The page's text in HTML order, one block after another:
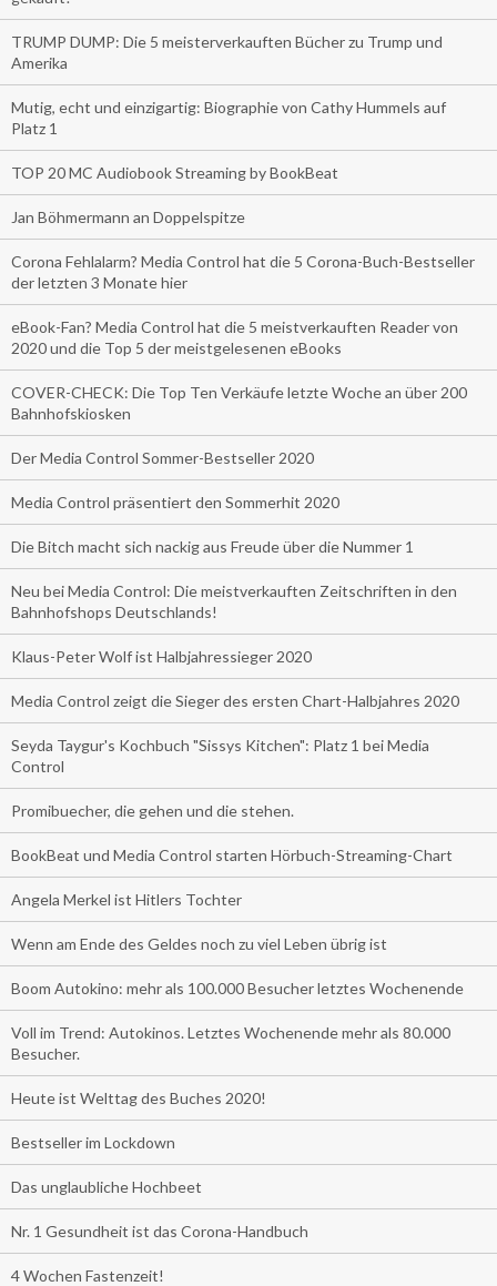
TRUMP DUMP: Die 5 meisterverkauften Bücher zu Trump und
Amerika
Mutig, echt und einzigartig: Biographie von Cathy Hummels auf
Platz 1
TOP 20 MC Audiobook Streaming by BookBeat
Jan Böhmermann an Doppelspitze
Corona Fehlalarm? Media Control hat die 5 Corona-Buch-Bestseller
der letzten 3 Monate hier
eBook-Fan? Media Control hat die 5 meistverkauften Reader von
2020 und die Top 5 der meistgelesenen eBooks
COVER-CHECK: Die Top Ten Verkäufe letzte Woche an über 200
Bahnhofskiosken
Der Media Control Sommer-Bestseller 2020
Media Control präsentiert den Sommerhit 2020
Die Bitch macht sich nackig aus Freude über die Nummer 1
Neu bei Media Control: Die meistverkauften Zeitschriften in den
Bahnhofshops Deutschlands!
Klaus-Peter Wolf ist Halbjahressieger 2020
Media Control zeigt die Sieger des ersten Chart-Halbjahres 2020
Seyda Taygur's Kochbuch "Sissys Kitchen": Platz 1 bei Media
Control
Promibuecher, die gehen und die stehen.
BookBeat und Media Control starten Hörbuch-Streaming-Chart
Angela Merkel ist Hitlers Tochter
Wenn am Ende des Geldes noch zu viel Leben übrig ist
Boom Autokino: mehr als 100.000 Besucher letztes Wochenende
Voll im Trend: Autokinos. Letztes Wochenende mehr als 80.000
Besucher.
Heute ist Welttag des Buches 2020!
Bestseller im Lockdown
Das unglaubliche Hochbeet
Nr. 1 Gesundheit ist das Corona-Handbuch
4 Wochen Fastenzeit!